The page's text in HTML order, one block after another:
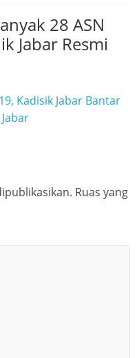
28 ASN
Jabar Resmi
Kadisik Jabar Bantar
Ruas yang